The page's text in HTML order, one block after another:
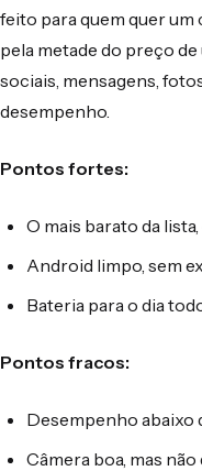
feito para quem quer um
pela metade do preço
sociais, mensagens,
desempenho.
Pontos fortes:
O mais barato da
Android limpo, sem
Bateria para o dia
Pontos fracos:
Desempenho abaixo
Câmera boa, mas